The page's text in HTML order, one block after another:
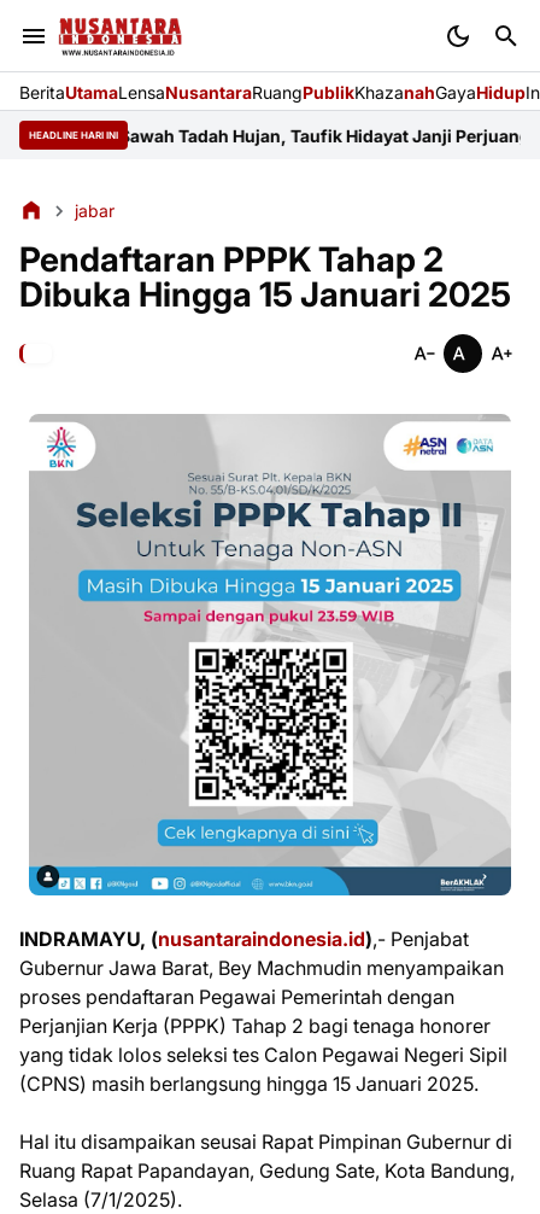
BeritaUtamaLensaNusantaraRuangPublikKhazanahGayaHidup
HEADLINE HARI INI
Sawah Tadah Hujan, Taufik Hidayat Janji Perjuangkan
jabar
Pendaftaran PPPK Tahap 2
Dibuka Hingga 15 Januari 2025
INDRAMAYU, (nusantaraindonesia.id),- Penjabat
Gubernur Jawa Barat, Bey Machmudin menyampaikan
proses pendaftaran Pegawai Pemerintah dengan
Perjanjian Kerja (PPPK) Tahap 2 bagi tenaga honorer
yang tidak lolos seleksi tes Calon Pegawai Negeri Sipil
(CPNS) masih berlangsung hingga 15 Januari 2025.
Hal itu disampaikan seusai Rapat Pimpinan Gubernur di
Ruang Rapat Papandayan, Gedung Sate, Kota Bandung,
Selasa (7/1/2025).